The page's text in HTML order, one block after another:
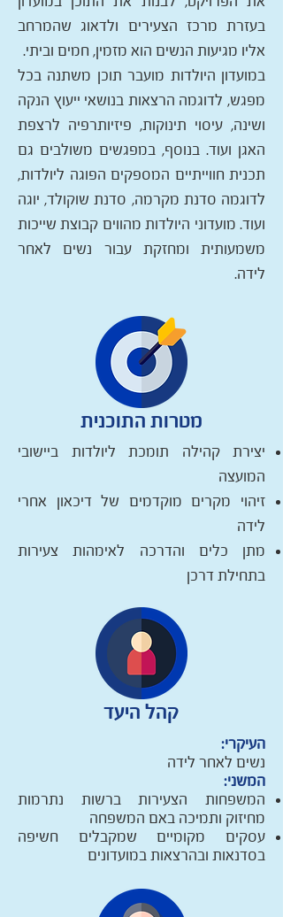
בעזרת מרכז הצעירים ולדאוג שהמרחב
אליו מגיעות הנשים הוא מזמין, חמים וביתי.
במועדון היולדות מועבר תוכן משתנה בכל
מפגש, לדוגמה הרצאות בנושאי ייעוץ הנקה
ושינה, עיסוי תינוקות, פיזיותרפיה לרצפת
האגן ועוד. בנוסף, במפגשים משולבים גם
תכנית חווייתיים המספקים הפוגה ליולדות,
לדוגמה סדנת מקרמה, סדנת שוקולד, יוגה
ועוד. מועדוני היולדות מהווים קבוצת שייכות
משמעותית ומחזקת עבור נשים לאחר
לידה.
מטרות התוכנית
יצירת קהילה תומכת ליולדות ביישובי
המועצה
זיהוי מקרים מוקדמים של דיכאון אחרי
לידה
מתן כלים והדרכה לאימהות צעירות
בתחילת דרכן
קהל היעד
העיקרי:
נשים לאחר לידה
המשני:
המשפחות הצעירות ברשות נתרמות
מחיזוק ותמיכה באם המשפחה
עסקים מקומיים שמקבלים חשיפה
בסדנאות ובהרצאות במועדונים